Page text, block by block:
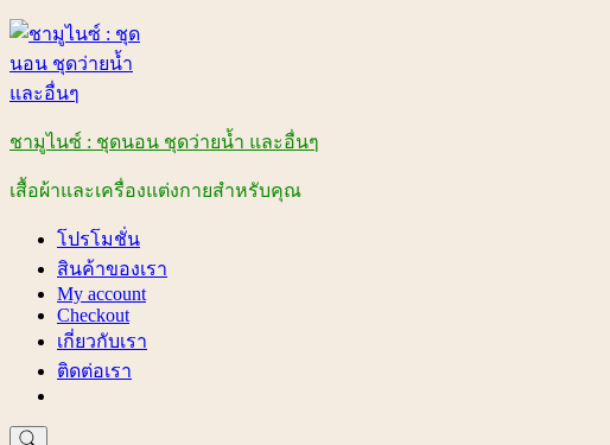
Skip
content
ชามูไนซ์ : ชุดนอน ชุดว่ายน้ำ และอื่นๆ
เสื้อผ้าและเครื่องแต่งกายสำหรับคุณ
โปรโมชั่น
สินค้าของเรา
My account
Checkout
เกี่ยวกับเรา
ติดต่อเรา